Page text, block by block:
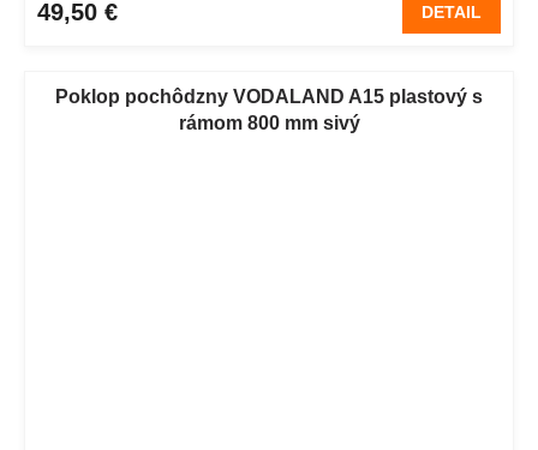
49,50 € DETAIL
Poklop pochôdzny VODALAND A15 plastový s
rámom 800 mm sivý